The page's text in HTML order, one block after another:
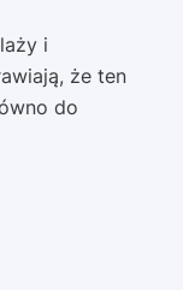
i
że ten
do